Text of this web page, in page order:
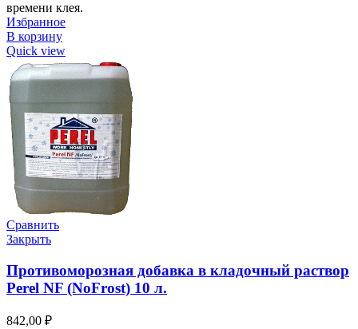
времени клея.
Избранное
В корзину
Quick view
Сравнить
Закрыть
Противоморозная добавка в кладочный раствор
Perel NF (NoFrost) 10 л.
842,00 ₽